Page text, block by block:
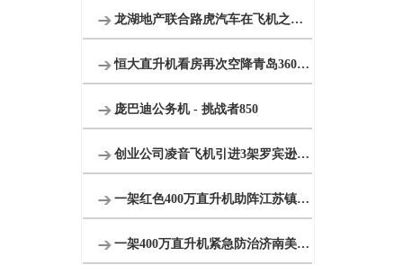
龙湖地产联合路虎汽车在飞机之家包机体验飞行
恒大直升机看房再次空降青岛360度空中看楼盘
庞巴迪公务机 - 挑战者850
创业公司凌音飞机引进3架罗宾逊R44直升机将用于租赁和销售
一架红色400万直升机助阵江苏镇江商场
一架400万直升机紧急防治济南美国三代白蛾